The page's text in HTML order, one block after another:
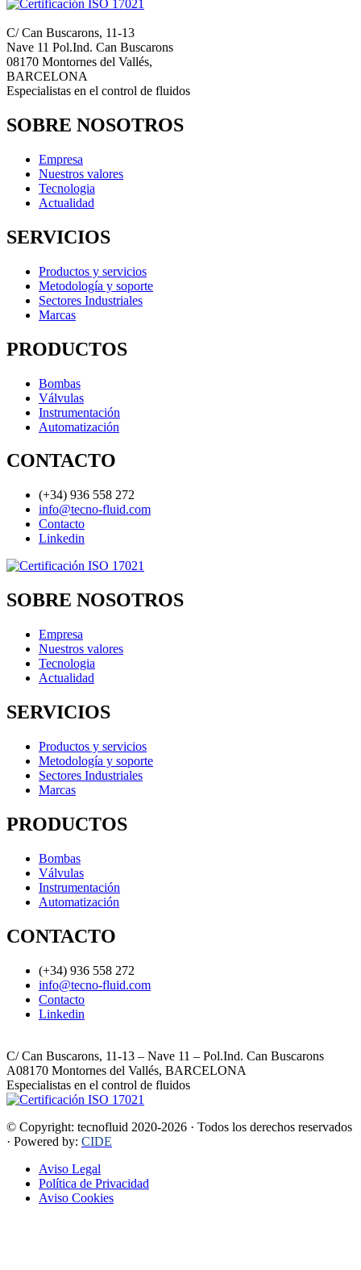
C/ Can Buscarons, 11-13
Nave 11 Pol.Ind. Can Buscarons
08170 Montornes del Vallés,
BARCELONA
Especialistas en el control de fluidos
SOBRE NOSOTROS
Empresa
Nuestros valores
Tecnologia
Actualidad
SERVICIOS
Productos y servicios
Metodología y soporte
Sectores Industriales
Marcas
PRODUCTOS
Bombas
Válvulas
Instrumentación
Automatización
CONTACTO
(+34) 936 558 272
info@tecno-fluid.com
Contacto
Linkedin
SOBRE NOSOTROS
Empresa
Nuestros valores
Tecnologia
Actualidad
SERVICIOS
Productos y servicios
Metodología y soporte
Sectores Industriales
Marcas
PRODUCTOS
Bombas
Válvulas
Instrumentación
Automatización
CONTACTO
(+34) 936 558 272
info@tecno-fluid.com
Contacto
Linkedin
C/ Can Buscarons, 11-13 – Nave 11 – Pol.Ind. Can Buscarons
A08170 Montornes del Vallés, BARCELONA
Especialistas en el control de fluidos
© Copyright: tecnofluid 2020-2026 · Todos los derechos reservados
· Powered by: CIDE
Aviso Legal
Política de Privacidad
Aviso Cookies